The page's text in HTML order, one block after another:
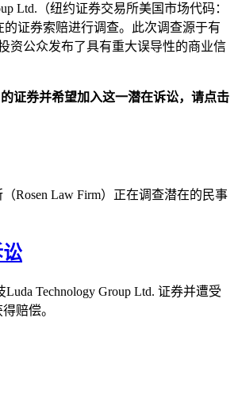
Ltd.（纽约证券交易所美国市场代码：
证券索赔进行调查。此次调查源于有
资公众发布了具有重大误导性的商业信
证券并希望加入这一潜在诉讼，请点击
Rosen Law Firm）正在调查潜在的民事
Technology Group Ltd. 证券并遭受
赔偿。